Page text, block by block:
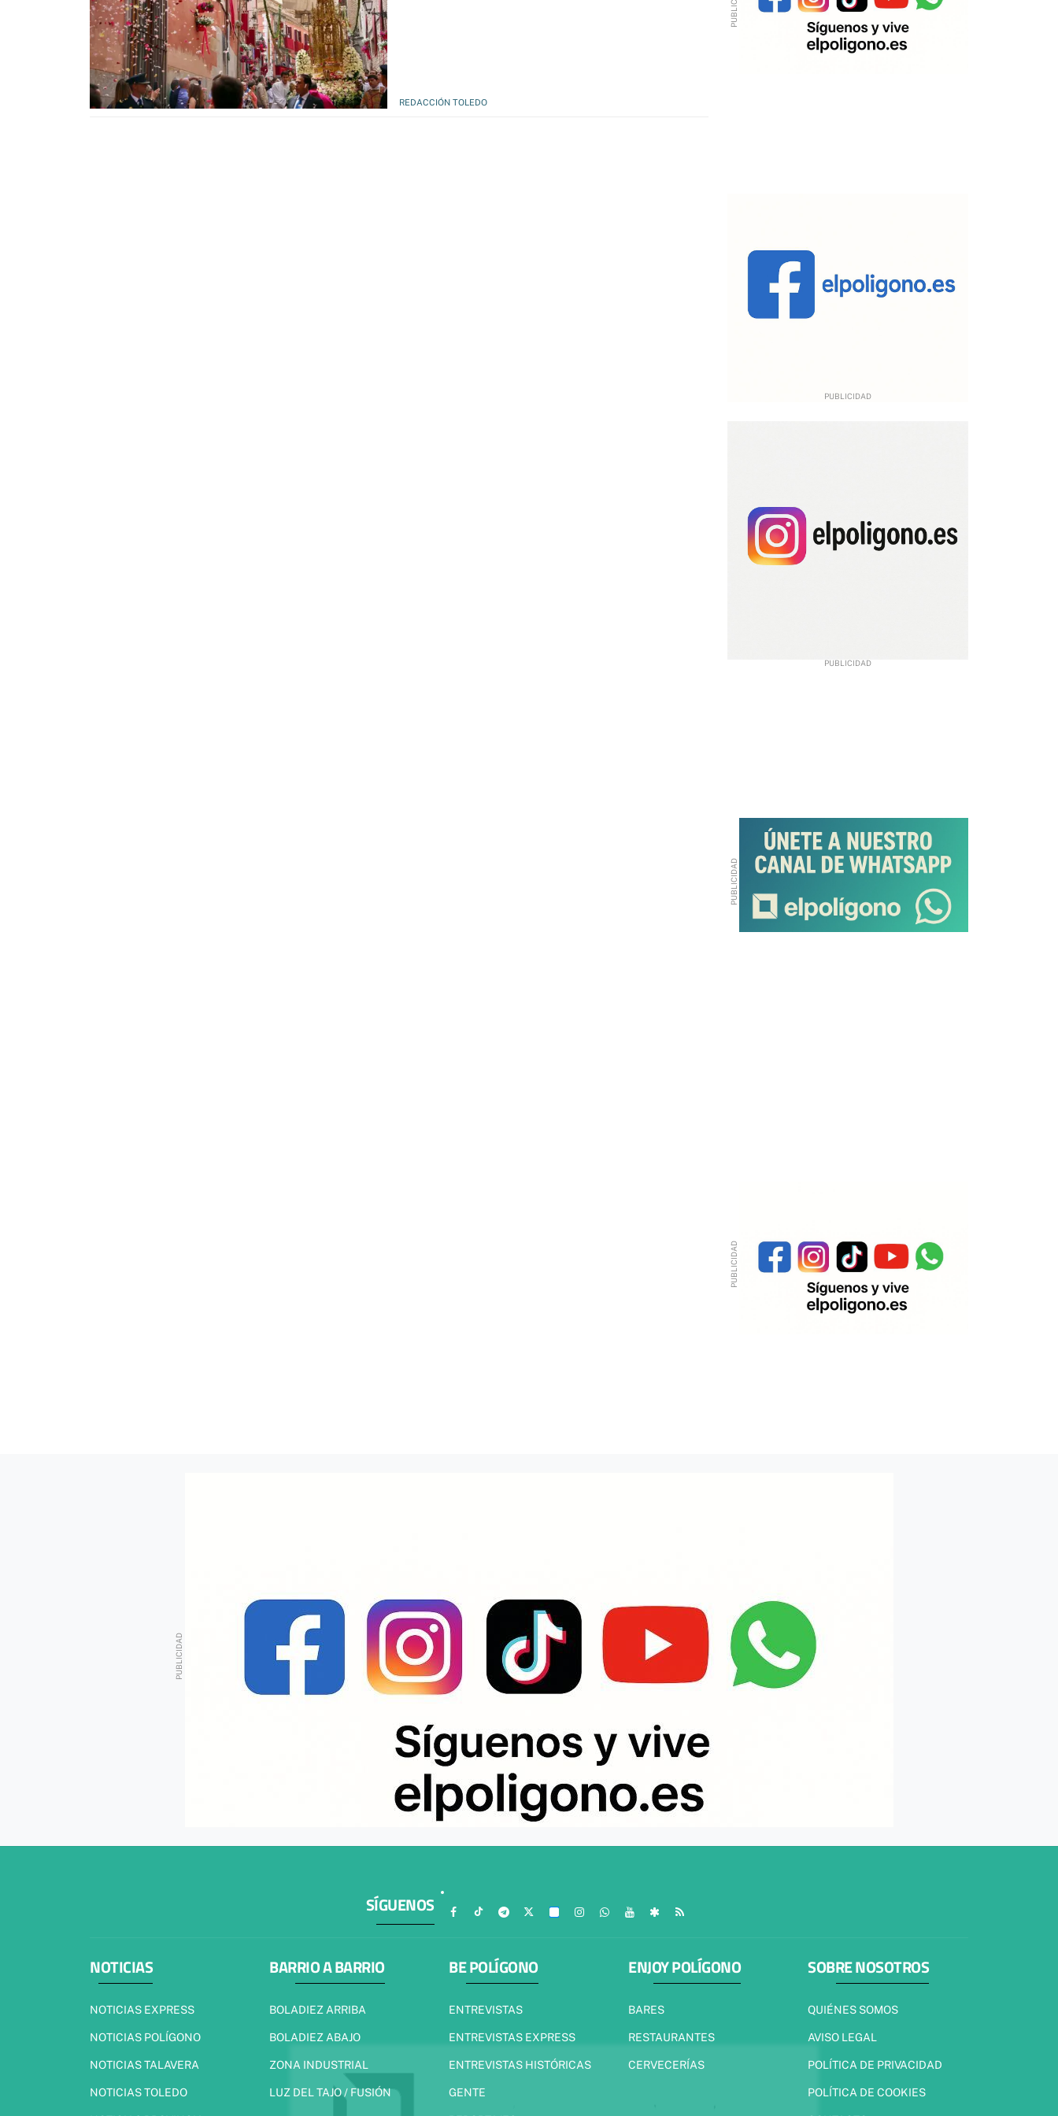
REDACCIÓN TOLEDO
SÍGUENOS
NOTICIAS
NOTICIAS EXPRESS
NOTICIAS POLÍGONO
NOTICIAS TALAVERA
NOTICIAS TOLEDO
BARRIO A BARRIO
BOLADIEZ ARRIBA
BOLADIEZ ABAJO
ZONA INDUSTRIAL
LUZ DEL TAJO / FUSIÓN
BE POLÍGONO
ENTREVISTAS
ENTREVISTAS EXPRESS
ENTREVISTAS HISTÓRICAS
GENTE
ENJOY POLÍGONO
BARES
RESTAURANTES
CERVECERÍAS
SOBRE NOSOTROS
QUIÉNES SOMOS
AVISO LEGAL
POLÍTICA DE PRIVACIDAD
POLÍTICA DE COOKIES